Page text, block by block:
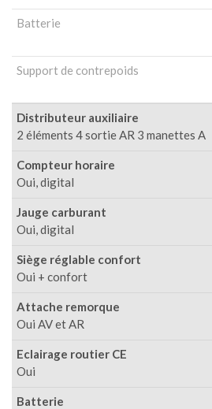
Batterie
Support de contrepoids
Distributeur auxiliaire
2 éléments 4 sortie AR 3 manettes A
Compteur horaire
Oui, digital
Jauge carburant
Oui, digital
Siège réglable confort
Oui + confort
Attache remorque
Oui AV et AR
Eclairage routier CE
Oui
Batterie